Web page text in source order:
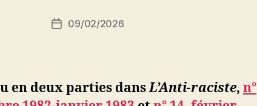
Auteur
N
b
Date09/02/2026
en deux parties dansL’Anti-raciste, n°